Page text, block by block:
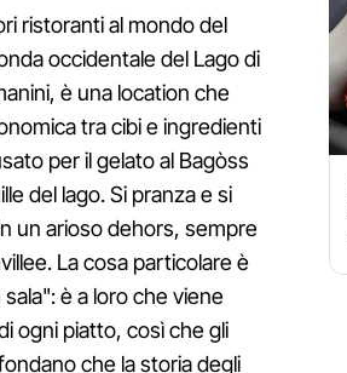
ristoranti al mondo del
occidentale del Lago di
è una location che
tra cibi e ingredienti
per il gelato al Bagòss
del lago. Si pranza e si
un arioso dehors, sempre
La cosa particolare è
è a loro che viene
ogni piatto, così che gli
che la storia degli